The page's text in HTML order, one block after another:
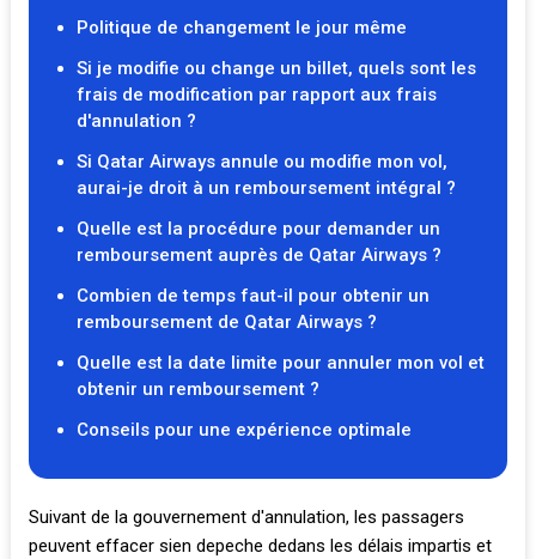
Politique de changement le jour même
Si je modifie ou change un billet, quels sont les
frais de modification par rapport aux frais
d'annulation ?
Si Qatar Airways annule ou modifie mon vol,
aurai-je droit à un remboursement intégral ?
Quelle est la procédure pour demander un
remboursement auprès de Qatar Airways ?
Combien de temps faut-il pour obtenir un
remboursement de Qatar Airways ?
Quelle est la date limite pour annuler mon vol et
obtenir un remboursement ?
Conseils pour une expérience optimale
Suivant de la gouvernement d'annulation, les passagers
peuvent effacer sien depeche dedans les délais impartis et